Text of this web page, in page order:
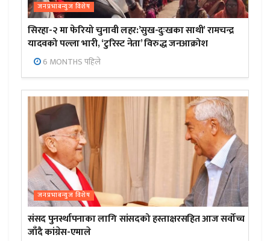
जनप्रभाबन्युज विशेष
सिरहा-२ मा फेरियो चुनावी लहर:’सुख-दुःखका साथी’ रामचन्द्र
यादवको पल्ला भारी, ‘टुरिस्ट नेता’ विरुद्ध जनआक्रोश
6 MONTHS पहिले
जनप्रभाबन्युज विशेष
संसद पुनर्स्थापनाका लागि सांसदको हस्ताक्षरसहित आज सर्वोच्च
जाँदै कांग्रेस-एमाले